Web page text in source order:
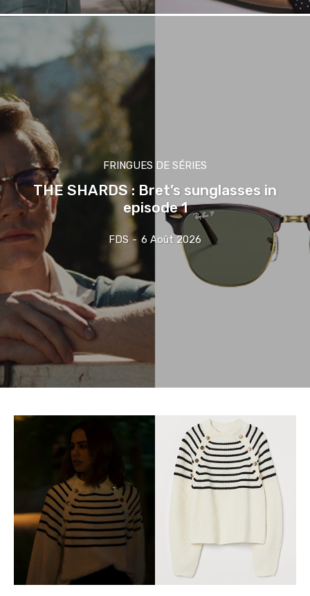
FRINGUES DE SÉRIES
THE SHARDS : Bret’s sunglasses in
episode 1
FDS - 6 Août 2026